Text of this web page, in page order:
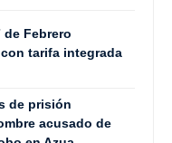
de Febrero
tarifa integrada
de prisión
acusado de